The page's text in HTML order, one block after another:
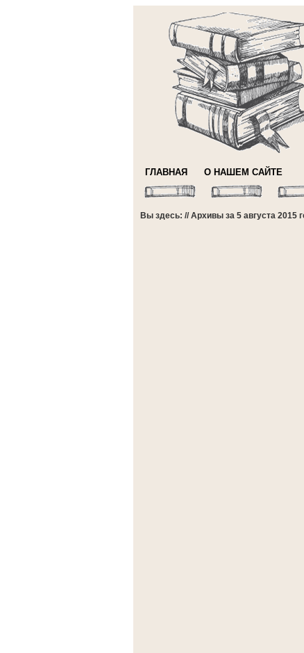
ГЛАВНАЯ О НАШЕМ САЙТЕ
Вы здесь: // Архивы за 5 августа 2015